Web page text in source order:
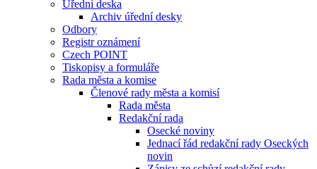
Úřední deska
Archiv úřední desky
Odbory
Registr oznámení
Czech POINT
Tiskopisy a formuláře
Rada města a komise
Členové rady města a komisí
Rada města
Redakční rada
Osecké noviny
Jednací řád redakční rady Oseckých
novin